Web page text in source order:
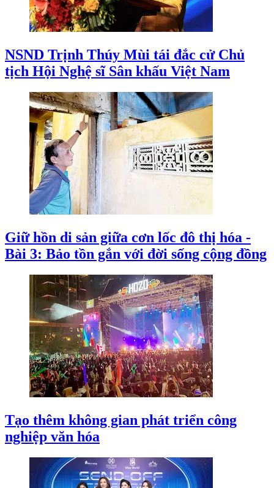
NSND Trịnh Thúy Mùi tái đắc cử Chủ
tịch Hội Nghệ sĩ Sân khấu Việt Nam
Giữ hồn di sản giữa cơn lốc đô thị hóa -
Bài 3: Bảo tồn gắn với đời sống cộng đồng
Tạo thêm không gian phát triển công
nghiệp văn hóa